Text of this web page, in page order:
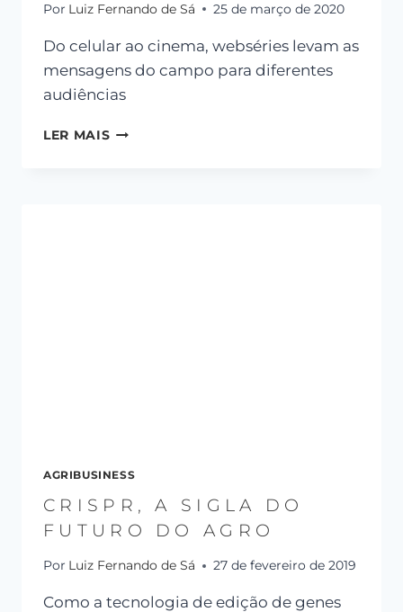
Por Luiz Fernando de Sá 25 de março de 2020
Do celular ao cinema, webséries levam as
mensagens do campo para diferentes
audiências
LER MAIS
AGRIBUSINESS
CRISPR, A SIGLA DO
FUTURO DO AGRO
Por Luiz Fernando de Sá 27 de fevereiro de 2019
Como a tecnologia de edição de genes